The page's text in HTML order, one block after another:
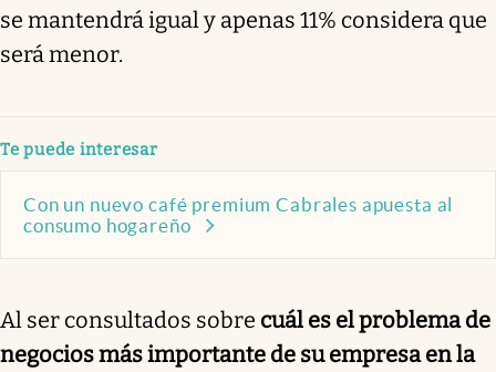
se mantendrá igual y apenas 11% considera que
será menor.
Te puede interesar
Con un nuevo café premium Cabrales apuesta al
consumo hogareño
Al ser consultados sobre cuál es el problema de
negocios más importante de su empresa en la